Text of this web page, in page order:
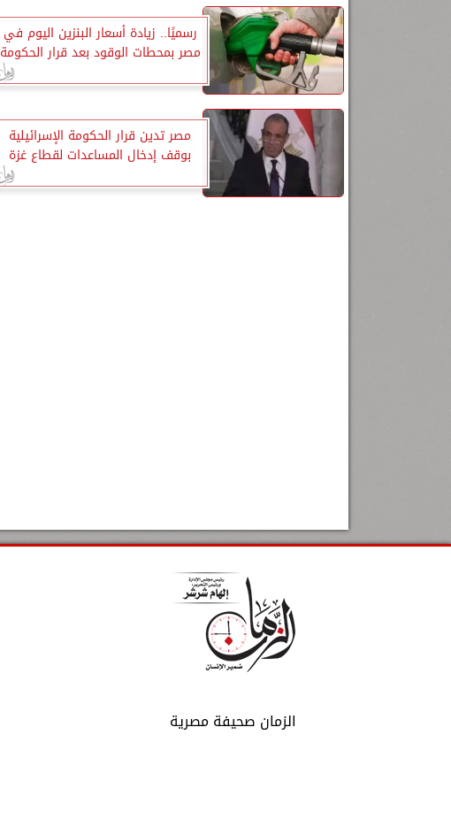
رسميًا.. زيادة أسعار البنزين اليوم في
مصر بمحطات الوقود بعد قرار الحكومة
مصر تدين قرار الحكومة الإسرائيلية
بوقف إدخال المساعدات لقطاع غزة
الزمان صحيفة مصرية